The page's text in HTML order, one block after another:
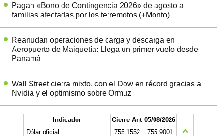
Pagan «Bono de Contingencia 2026» de agosto a
familias afectadas por los terremotos (+Monto)
Reanudan operaciones de carga y descarga en
Aeropuerto de Maiquetía: Llega un primer vuelo desde
Panamá
Wall Street cierra mixto, con el Dow en récord gracias a
Nvidia y el optimismo sobre Ormuz
Indicador Cierre Ant 05/08/2026
Dólar oficial
755.1552
755.9001